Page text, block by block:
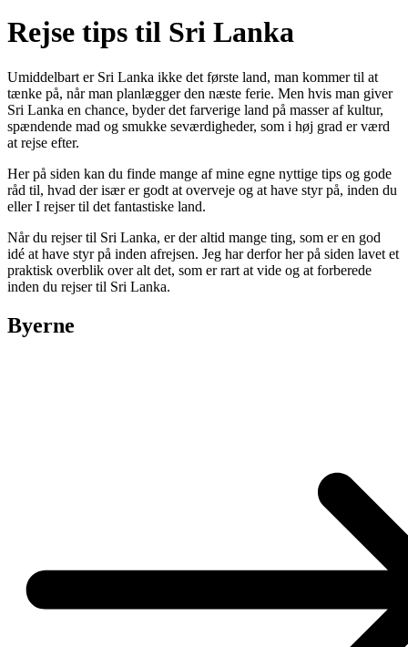
Rejse tips til Sri Lanka
Umiddelbart er Sri Lanka ikke det første land, man kommer til at
tænke på, når man planlægger den næste ferie. Men hvis man giver
Sri Lanka en chance, byder det farverige land på masser af kultur,
spændende mad og smukke seværdigheder, som i høj grad er værd
at rejse efter.
Her på siden kan du finde mange af mine egne nyttige tips og gode
råd til, hvad der især er godt at overveje og at have styr på, inden du
eller I rejser til det fantastiske land.
Når du rejser til Sri Lanka, er der altid mange ting, som er en god
idé at have styr på inden afrejsen. Jeg har derfor her på siden lavet et
praktisk overblik over alt det, som er rart at vide og at forberede
inden du rejser til Sri Lanka.
Byerne